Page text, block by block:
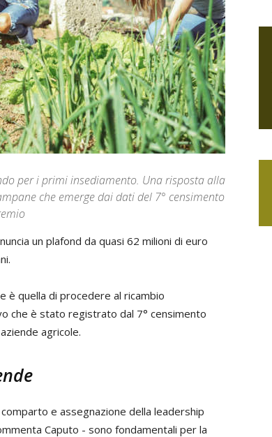
per i primi insediamento. Una risposta alla
che emerge dai dati del 7° censimento
un plafond da quasi 62 milioni di euro
è quella di procedere al ricambio
che è stato registrato dal 7° censimento
agricole.
e assegnazione della leadership
Caputo - sono fondamentali per la